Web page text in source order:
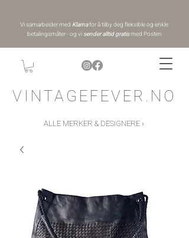
VINTAGEFEVER.NO
Vi samarbeider med Klarnafor å tilby deg fleksible og enkle
betalingsmåter - og vi sender alltid gratismed Posten
ALLE MERKER & DESIGNERE ›